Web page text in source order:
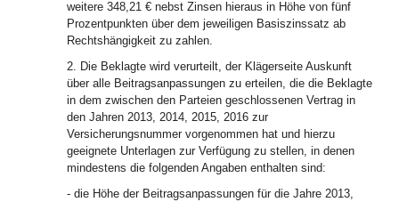
weitere 348,21 € nebst Zinsen hieraus in Höhe von fünf
Prozentpunkten über dem jeweiligen Basiszinssatz ab
Rechtshängigkeit zu zahlen.
2. Die Beklagte wird verurteilt, der Klägerseite Auskunft
über alle Beitragsanpassungen zu erteilen, die die Beklagte
in dem zwischen den Parteien geschlossenen Vertrag in
den Jahren 2013, 2014, 2015, 2016 zur
Versicherungsnummer vorgenommen hat und hierzu
geeignete Unterlagen zur Verfügung zu stellen, in denen
mindestens die folgenden Angaben enthalten sind:
- die Höhe der Beitragsanpassungen für die Jahre 2013,